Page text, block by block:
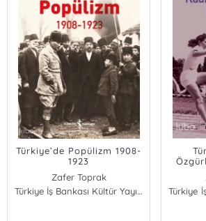
Türkiye’de Popülizm 1908-
1923
Zafer Toprak
Türkiye İş Bankası Kültür Yayınları